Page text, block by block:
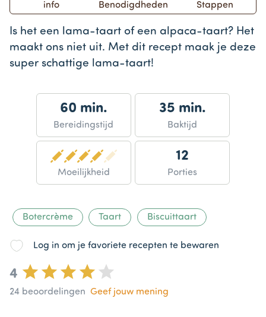
info Benodigdheden Stappen
Is het een lama-taart of een alpaca-taart? Het
maakt ons niet uit. Met dit recept maak je deze
super schattige lama-taart!
60 min.
Bereidingstijd
35 min.
Baktijd
Moeilijkheid
12
Porties
Botercrème Taart Biscuittaart
Log in om je favoriete recepten te bewaren
4
24 beoordelingen Geef jouw mening